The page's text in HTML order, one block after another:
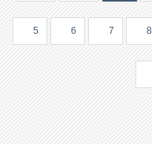
5 6 7 8